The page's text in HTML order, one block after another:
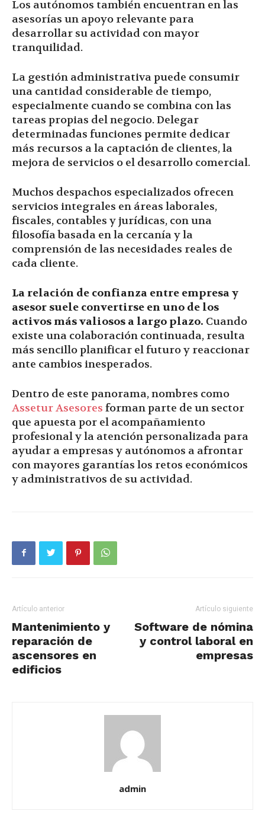
Los autónomos también encuentran en las
asesorías un apoyo relevante para
desarrollar su actividad con mayor
tranquilidad.
La gestión administrativa puede consumir
una cantidad considerable de tiempo,
especialmente cuando se combina con las
tareas propias del negocio. Delegar
determinadas funciones permite dedicar
más recursos a la captación de clientes, la
mejora de servicios o el desarrollo comercial.
Muchos despachos especializados ofrecen
servicios integrales en áreas laborales,
fiscales, contables y jurídicas, con una
filosofía basada en la cercanía y la
comprensión de las necesidades reales de
cada cliente.
La relación de confianza entre empresa y
asesor suele convertirse en uno de los
activos más valiosos a largo plazo. Cuando
existe una colaboración continuada, resulta
más sencillo planificar el futuro y reaccionar
ante cambios inesperados.
Dentro de este panorama, nombres como
Assetur Asesores forman parte de un sector
que apuesta por el acompañamiento
profesional y la atención personalizada para
ayudar a empresas y autónomos a afrontar
con mayores garantías los retos económicos
y administrativos de su actividad.
Artículo anterior
Mantenimiento y
reparación de
ascensores en
edificios
Artículo siguiente
Software de nómina
y control laboral en
empresas
admin